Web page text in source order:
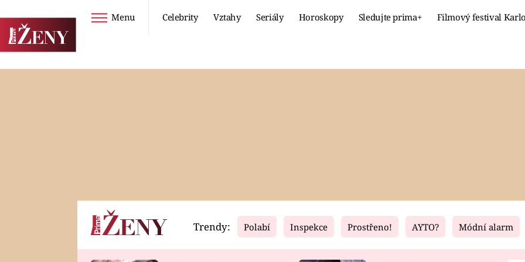
Menu Celebrity Vztahy Seriály Horoskopy Sledujte prima+ Filmový festival
Horoskopy Video Fresh Living
Trendy: Polabí Inspekce Prostřeno! AYTO? Módní alarm